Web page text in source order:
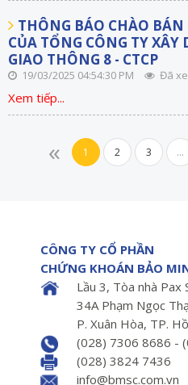
THÔNG BÁO CHÀO
CỦA TỔNG CÔNG TY
GIAO THÔNG 8 - CTCP
19/03/2025 04:54:30 PM Đã
Xem tiếp...
« 1 2 3 ...
CÔNG TY CỔ PHẦN
CHỨNG KHOÁN BẢO
Lầu 3, Tòa nhà Pax
34A Phạm Ngọc
P. Xuân Hòa, TP.
(028) 7306 8686 -
(028) 3824 7436
info@bmsc.com.vn